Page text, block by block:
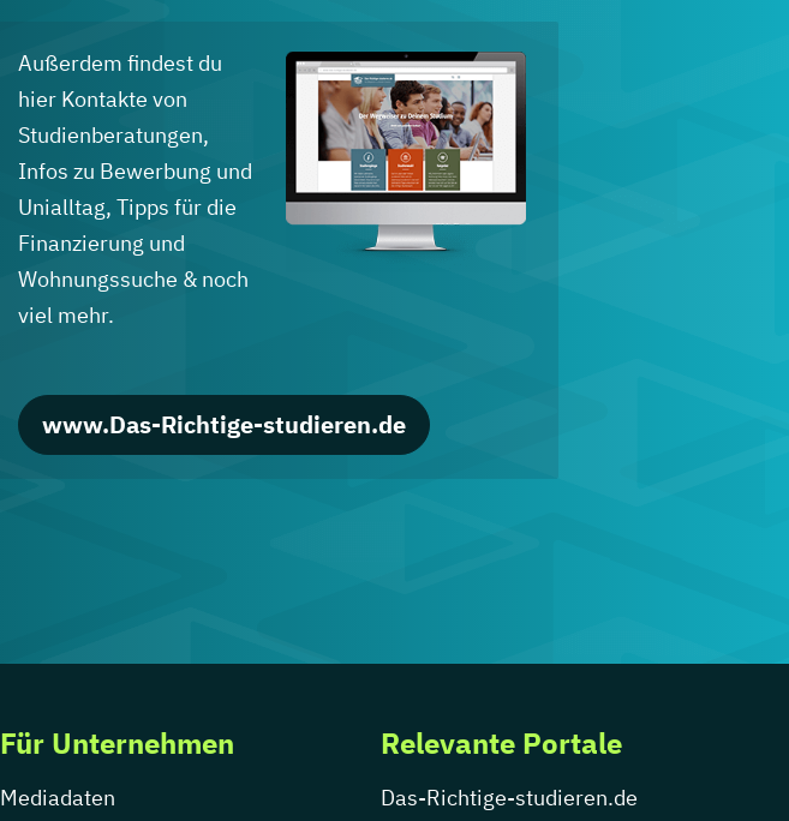
Außerdem findest du
hier Kontakte von
Studienberatungen,
Infos zu Bewerbung und
Unialltag, Tipps für die
Finanzierung und
Wohnungssuche & noch
viel mehr.
www.Das-Richtige-studieren.de
Für Unternehmen
Mediadaten
Relevante Portale
Das-Richtige-studieren.de